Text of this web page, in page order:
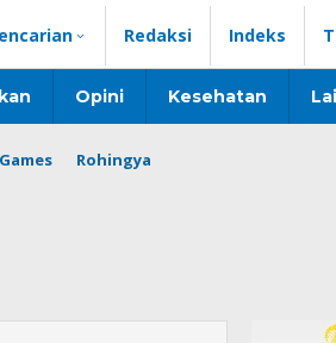
Redaksi Indeks
Opini Kesehatan
Rohingya